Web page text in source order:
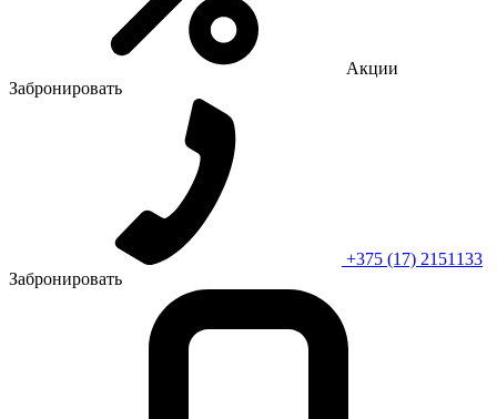
Акции
Забронировать
+375 (17) 2151133
Забронировать